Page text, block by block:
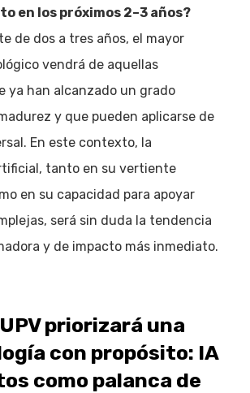
en los próximos 2–3 años?
de dos a tres años, el mayor
vendrá de aquellas
ya han alcanzado un grado
y que pueden aplicarse de
En este contexto, la
tanto en su vertiente
en su capacidad para apoyar
será sin duda la tendencia
y de impacto más inmediato.
priorizará una
con propósito: IA
como palanca de